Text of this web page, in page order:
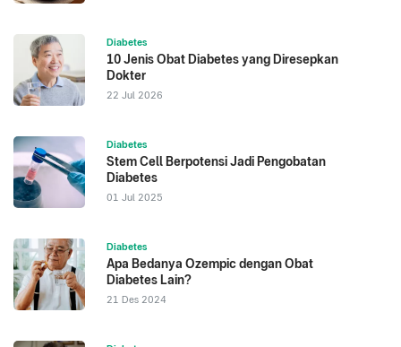
Diabetes
10 Jenis Obat Diabetes yang Diresepkan
Dokter
22 Jul 2026
Diabetes
Stem Cell Berpotensi Jadi Pengobatan
Diabetes
01 Jul 2025
Diabetes
Apa Bedanya Ozempic dengan Obat
Diabetes Lain?
21 Des 2024